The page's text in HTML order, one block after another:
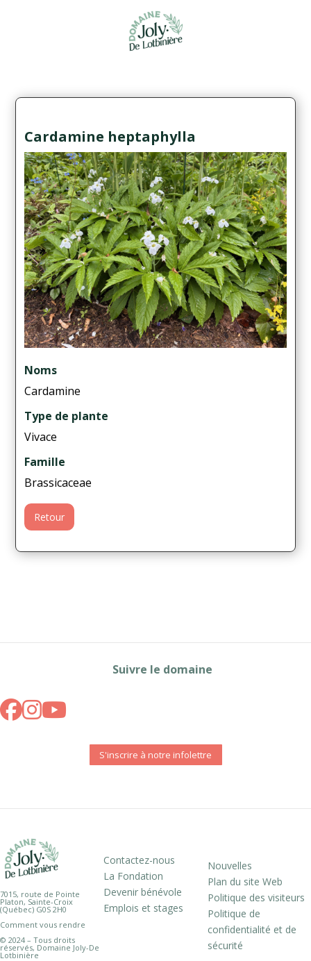
Cardamine heptaphylla
Noms
Cardamine
Type de plante
Vivace
Famille
Brassicaceae
Retour
Suivre le domaine
S'inscrire à notre infolettre
7015, route de Pointe
Platon, Sainte-Croix
(Québec) G0S 2H0
Comment vous rendre
© 2024 – Tous droits
réservés, Domaine Joly-De
Lotbinière
Contactez-nous
La Fondation
Devenir bénévole
Emplois et stages
Nouvelles
Plan du site Web
Politique des visiteurs
Politique de
confidentialité et de
sécurité